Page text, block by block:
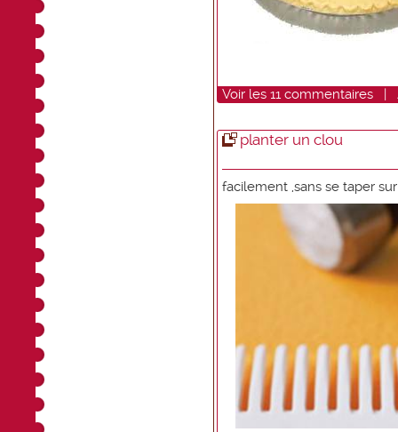
Voir les 11 commentaires |
planter un clou
facilement ,sans se taper